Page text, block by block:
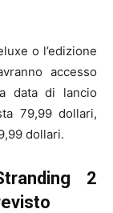
o l’edizione
accesso
data di lancio
79,99 dollari,
dollari.
2